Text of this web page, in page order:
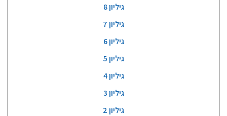
גיליון 8
גיליון 7
גיליון 6
גיליון 5
גיליון 4
גיליון 3
גיליון 2